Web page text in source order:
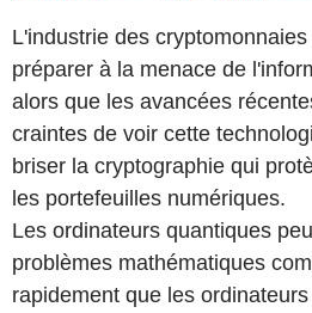
L'industrie des
préparer à la menace de
alors que les avancées
craintes de voir cette
briser la cryptographie qui
les portefeuilles numériques.
Les ordinateurs quantiques
problèmes mathématiques
rapidement que les